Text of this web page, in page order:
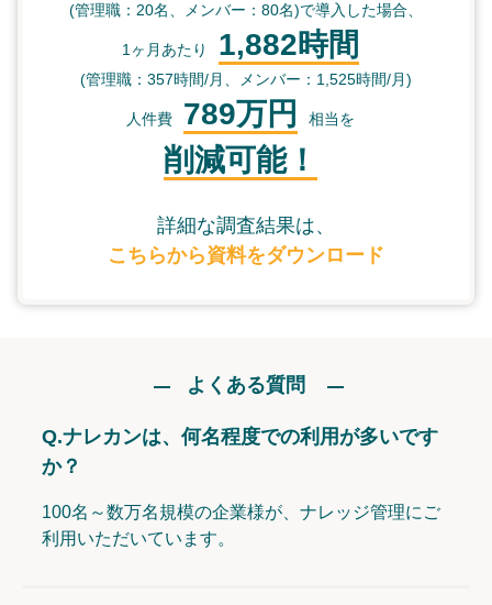
(管理職：20名、メンバー：80名)で導入した場合、
1ヶ月あたり 1,882時間
(管理職：357時間/月、メンバー：1,525時間/月)
人件費 789万円 相当を
削減可能！
詳細な調査結果は、
こちらから資料をダウンロード
よくある質問
Q.ナレカンは、何名程度での利用が多いです
か？
100名～数万名規模の企業様が、ナレッジ管理にご
利用いただいています。